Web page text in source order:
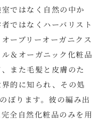
ではなく自然の中か
ではなくハーバリスト
ーブリーオーガニクス
＆オーガニック化粧品
また毛髪と皮膚のた
的に知られ、その処
ぼります。彼の編み出
全自然化粧品のみを用